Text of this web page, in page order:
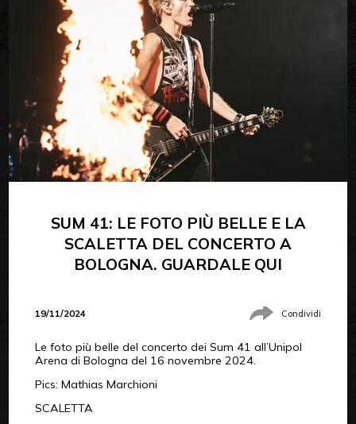
SUM 41: LE FOTO PIÙ BELLE E LA
SCALETTA DEL CONCERTO A
BOLOGNA. GUARDALE QUI
19/11/2024 Condividi
Le foto più belle del concerto dei Sum 41 all’Unipol
Arena di Bologna del 16 novembre 2024.
Pics: Mathias Marchioni
SCALETTA